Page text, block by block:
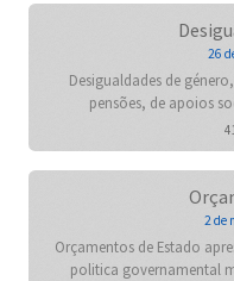
26
Desigualdades de
pensões, de apoios
2 de
Orçamentos de Estado
politica governamental